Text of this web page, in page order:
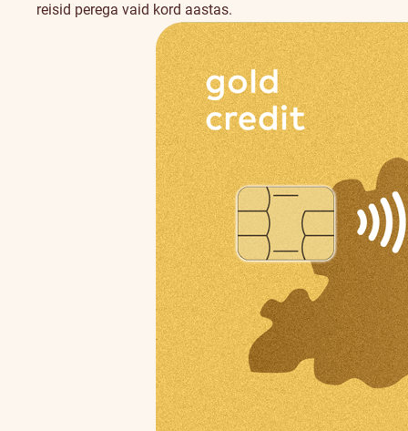
reisid perega vaid kord aastas.